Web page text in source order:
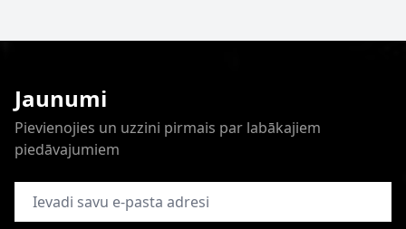
Jaunumi
Pievienojies un uzzini pirmais par labākajiem
piedāvajumiem
E-pasta adrese